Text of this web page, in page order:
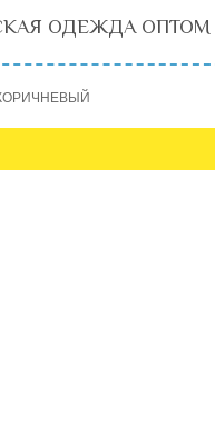
ОДЕЖДА ОПТОМ